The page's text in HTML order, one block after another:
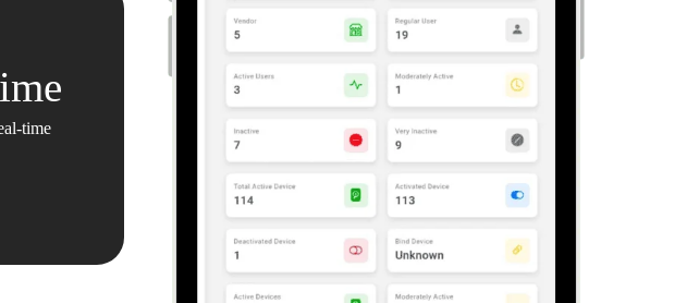
time